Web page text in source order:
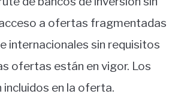
a ofertas fragmentadas
internacionales sin requisitos
ofertas están en vigor. Los
en la oferta.